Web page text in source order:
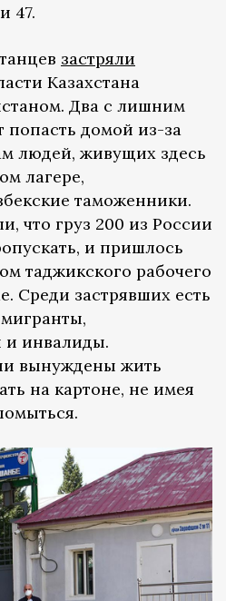
47.
застряли
Казахстана
Два с лишним
попасть домой из-за
людей, живущих здесь
лагере,
таможенники.
что груз 200 из России
и пришлось
таджикского рабочего
Среди застрявших есть
инвалиды.
вынуждены жить
на картоне, не имея